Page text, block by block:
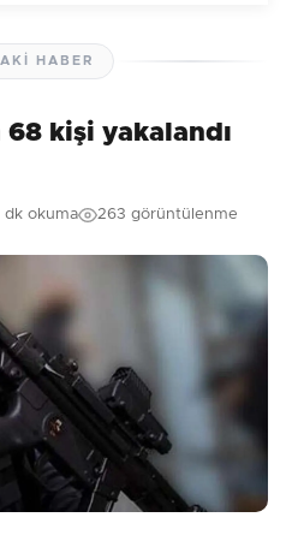
0/2000
Sorusu:
10 = ?
Gönder
İlk yorumu siz yapın!
HABER
kişi yakalandı
dk okuma 263 görüntülenme